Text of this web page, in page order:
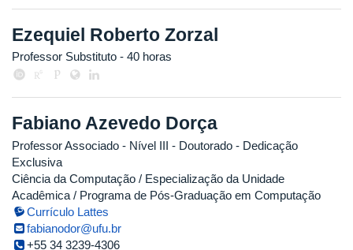
Ezequiel Roberto Zorzal
Professor Substituto - 40 horas
Fabiano Azevedo Dorça
Professor Associado - Nível III - Doutorado - Dedicação
Exclusiva
Ciência da Computação / Especialização da Unidade
Acadêmica / Programa de Pós-Graduação em Computação
Currículo Lattes
fabianodor@ufu.br
+55 34 3239-4306